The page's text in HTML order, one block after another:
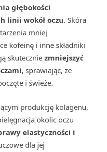
głębokości
linii wokół oczu. Skóra
mniej
kofeinę i inne składniki
skutecznie zmniejszyć
, sprawiając, że
i świeże.
produkcję kolagenu,
okolic oczu
elastyczności i
dla jej